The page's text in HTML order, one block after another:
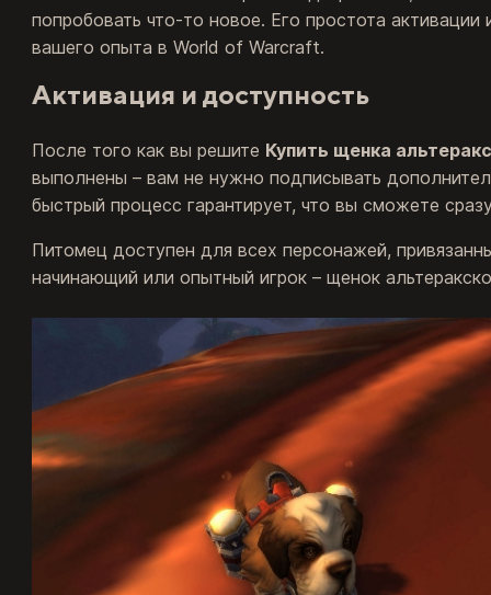
попробовать что-то новое. Его простота
вашего опыта в World of Warcraft.
Активация и доступность
После того как вы решите Купить щенка
выполнены – вам не нужно подписывать
быстрый процесс гарантирует, что вы сможете
Питомец доступен для всех персонажей,
начинающий или опытный игрок – щенок